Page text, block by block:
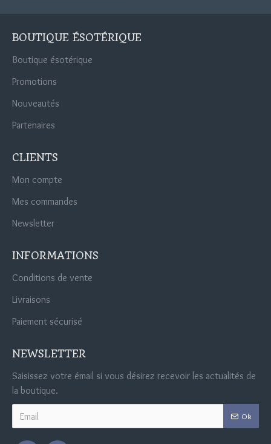
BOUTIQUE ÉSOTÉRIQUE
Boutique ésotérique
Promotions
Nouveautés
Partenaires
CLIENTS
Mon compte
Mes commandes
Newsletter
INFORMATIONS
Conditions de vente
Livraisons
Paiement sécurisé
NEWSLETTER
Saisissez votre émail si vous désirez recevoir les actualités de
la boutique.
Ok